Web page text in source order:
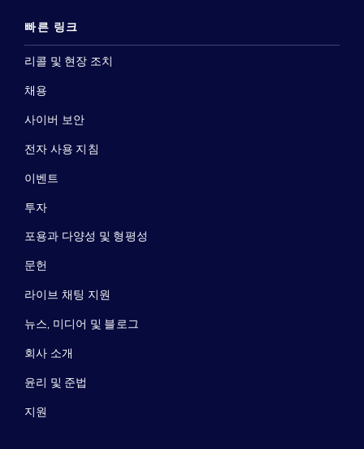
빠른 링크
리콜 및 현장 조치
채용
사이버 보안
전자 사용 지침
이벤트
투자
포용과 다양성 및 형평성
문헌
라이브 채팅 지원
뉴스, 미디어 및 블로그
회사 소개
윤리 및 준법
지원